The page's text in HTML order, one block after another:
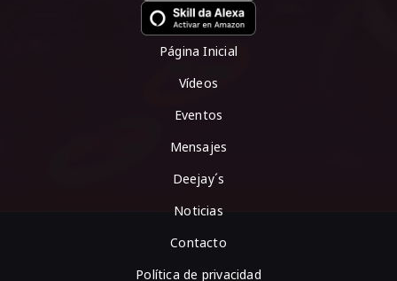
Página Inicial
Vídeos
Eventos
Mensajes
Deejay´s
Noticias
Contacto
Política de privacidad